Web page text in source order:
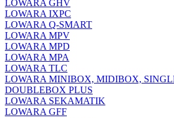
LOWARA GHV
LOWARA IXPС
LOWARA Q-SMART
LOWARA MPV
LOWARA MPD
LOWARA MPA
LOWARA TLC
LOWARA MINIBOX, MIDIBOX,
DOUBLEBOX PLUS
LOWARA SEKAMATIK
LOWARA GFF